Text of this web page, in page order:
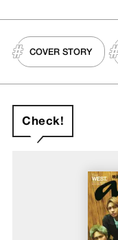
COVER STORY
Check!